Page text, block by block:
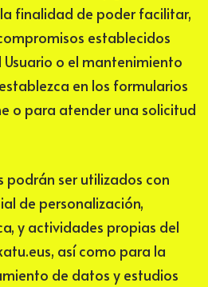
finalidad de poder facilitar,
establecidos
Usuario o el mantenimiento
en los formularios
o para atender una solicitud
podrán ser utilizados con
de personalización,
y actividades propias del
, así como para la
de datos y estudios